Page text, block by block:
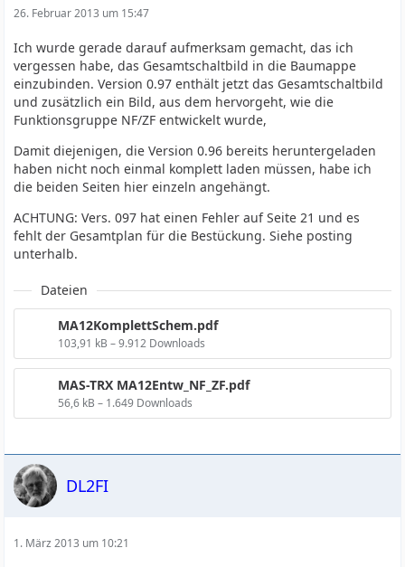
26. Februar 2013 um 15:47
Ich wurde gerade darauf aufmerksam gemacht, das ich
vergessen habe, das Gesamtschaltbild in die Baumappe
einzubinden. Version 0.97 enthält jetzt das Gesamtschaltbild
und zusätzlich ein Bild, aus dem hervorgeht, wie die
Funktionsgruppe NF/ZF entwickelt wurde,
Damit diejenigen, die Version 0.96 bereits heruntergeladen
haben nicht noch einmal komplett laden müssen, habe ich
die beiden Seiten hier einzeln angehängt.
ACHTUNG: Vers. 097 hat einen Fehler auf Seite 21 und es
fehlt der Gesamtplan für die Bestückung. Siehe posting
unterhalb.
Dateien
MA12KomplettSchem.pdf
103,91 kB – 9.912 Downloads
MAS-TRX MA12Entw_NF_ZF.pdf
56,6 kB – 1.649 Downloads
DL2FI
1. März 2013 um 10:21